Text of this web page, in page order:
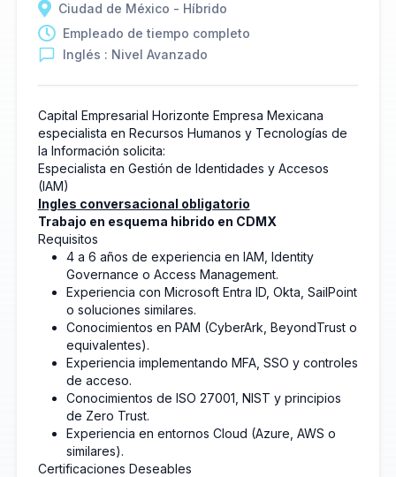
Ciudad de México - Híbrido
Empleado de tiempo completo
Inglés : Nivel Avanzado
Capital Empresarial Horizonte Empresa Mexicana
especialista en Recursos Humanos y Tecnologías de
la Información solicita:
Especialista en Gestión de Identidades y Accesos
(IAM)
Ingles conversacional obligatorio
Trabajo en esquema hibrido en CDMX
Requisitos
4 a 6 años de experiencia en IAM, Identity
Governance o Access Management.
Experiencia con Microsoft Entra ID, Okta, SailPoint
o soluciones similares.
Conocimientos en PAM (CyberArk, BeyondTrust o
equivalentes).
Experiencia implementando MFA, SSO y controles
de acceso.
Conocimientos de ISO 27001, NIST y principios
de Zero Trust.
Experiencia en entornos Cloud (Azure, AWS o
similares).
Certificaciones Deseables